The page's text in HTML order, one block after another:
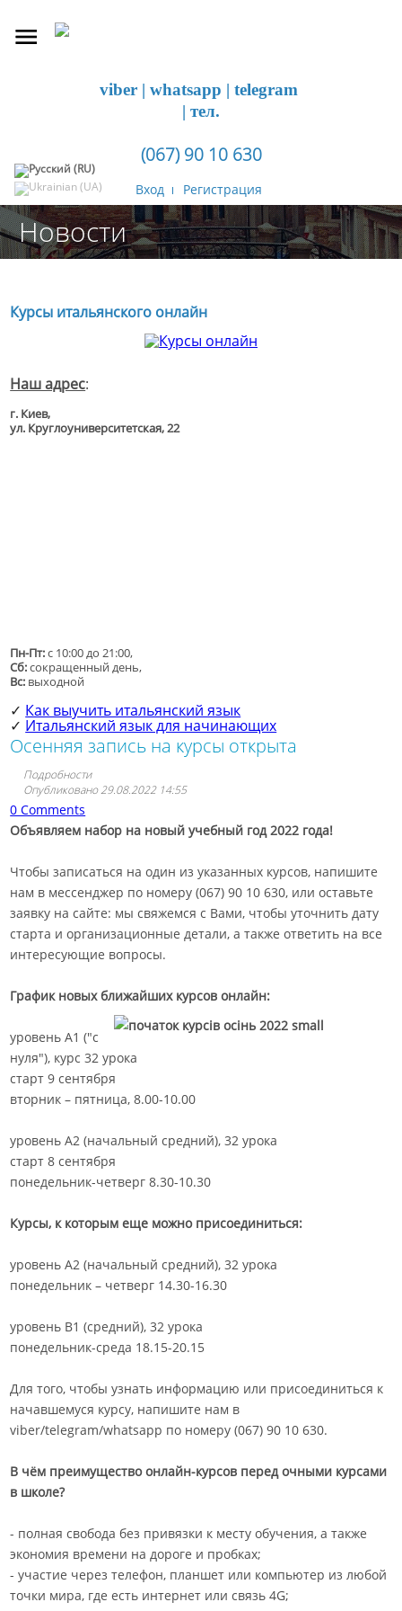
viber | whatsapp | telegram
| тел.
(067) 90 10 630
Вход Регистрация
Новости
Курсы итальянского онлайн
Наш адрес:
г. Киев,
ул. Круглоуниверситетская, 22
Пн-Пт:с 10:00 до 21:00,
Сб:сокращенный день,
Вс: выходной
✓ Как выучить итальянский язык
✓ Итальянский язык для начинающих
Осенняя запись на курсы открыта
Подробности
Опубликовано 29.08.2022 14:55
0 Comments
Объявляем набор на новый учебный год 2022 года!
Чтобы записаться на один из указанных курсов, напишите
нам в мессенджер по номеру (067) 90 10 630, или оставьте
заявку на сайте: мы свяжемся с Вами, чтобы уточнить дату
старта и организационные детали, а также ответить на все
интересующие вопросы.
График новых ближайших курсов онлайн:
уровень A1 ("с
нуля"), курс 32 урока
старт 9 сентября
вторник – пятница, 8.00-10.00
уровень А2 (начальный средний), 32 урока
старт 8 сентября
понедельник-четверг 8.30-10.30
Курсы, к которым еще можно присоединиться:
уровень А2 (начальный средний), 32 урока
понедельник – четверг 14.30-16.30
уровень В1 (средний), 32 урока
понедельник-среда 18.15-20.15
Для того, чтобы узнать информацию или присоединиться к
начавшемуся курсу, напишите нам в
viber/telegram/whatsapp по номеру (067) 90 10 630.
В чём преимущество онлайн-курсов перед очными курсами
в школе?
- полная свобода без привязки к месту обучения, а также
экономия времени на дороге и пробках;
- участие через телефон, планшет или компьютер из любой
точки мира, где есть интернет или связь 4G;